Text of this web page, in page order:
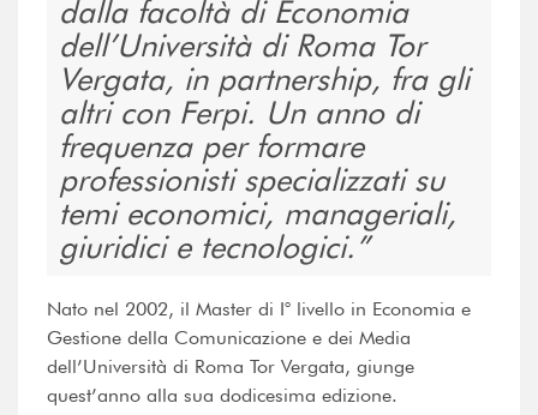
dalla facoltà di Economia
dell’Università di Roma Tor
Vergata, in partnership, fra gli
altri con Ferpi. Un anno di
frequenza per formare
professionisti specializzati su
temi economici, manageriali,
giuridici e tecnologici.
Nato nel 2002, il Master di I° livello in Economia e
Gestione della Comunicazione e dei Media
dell’Università di Roma Tor Vergata, giunge
quest’anno alla sua dodicesima edizione.